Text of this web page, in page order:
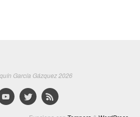
García Gázquez 2026